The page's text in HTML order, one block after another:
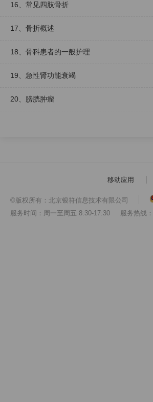
16、常见四肢骨折
17、骨折概述
18、骨科患者的一般护理
19、急性肾功能衰竭
20、膀胱肿瘤
移动应用
©版权所有：北京银符信息技术有限公司
服务时间：周一至周五 8:30-17:30 服务热线：